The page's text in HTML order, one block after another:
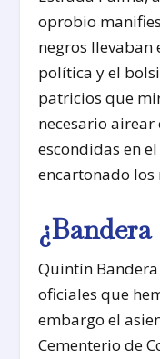
oprobio
negros llevaban
política y el
patricios que
necesario airear
escondidas en
encartonado los
Quintín
oficiales que
embargo el
Cementerio de